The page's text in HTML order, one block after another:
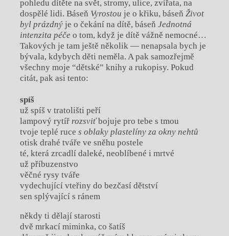
pohledu dítěte na svět, stromy, ulice, zvířata, na
dospělé lidi. Báseň Vyrostou je o křiku, báseň Život
byl prázdnýje o čekání na dítě, báseň Jednotná
intenzita péče o tom, když je dítě vážně nemocné…
Takových je tam ještě několik — nenapsala bych je
bývala, kdybych děti neměla. A pak samozřejmě
všechny moje “dětské” knihy a rukopisy. Pokud
citát, pak asi tento:
spíš
už spíš v tratolišti peří
lampový rytíř rozsviťbojuje pro tebe s tmou
tvoje teplé ruce s oblaky plastelíny za okny nehtů
otisk drahé tváře ve sněhu postele
té, která zrcadlí daleké, neoblíbené i mrtvé
už příbuzenstvo
věčné rysy tváře
vydechující vteřiny do bezčasí dětství
sen splývající s ránem
někdy ti dělají starosti
dvě mrkací miminka, co šatíš